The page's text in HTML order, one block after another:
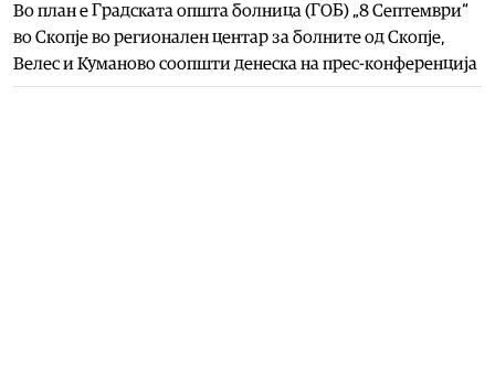
Во план е Градската општа болница (ГОБ) „8 Септември“
во Скопје во регионален центар за болните од Скопје,
Велес и Куманово соопшти денеска на прес-конференција